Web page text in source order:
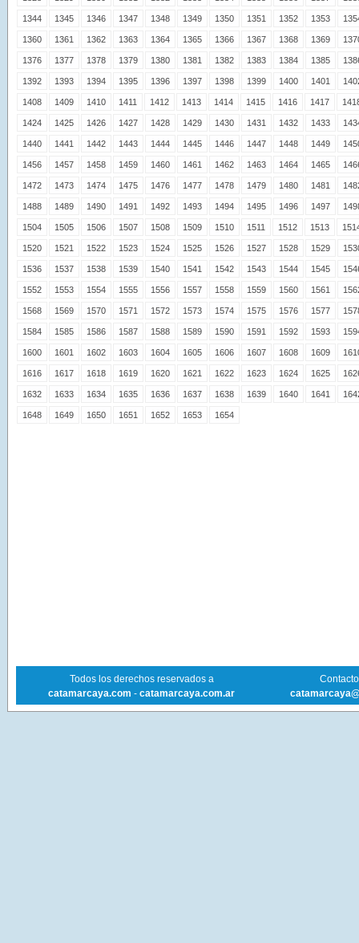
1344 1345 1346 1347 1348 1349 1350 1351 1352 1353
1360 1361 1362 1363 1364 1365 1366 1367 1368 1369
1376 1377 1378 1379 1380 1381 1382 1383 1384 1385
1392 1393 1394 1395 1396 1397 1398 1399 1400 1401
1408 1409 1410 1411 1412 1413 1414 1415 1416 1417
1424 1425 1426 1427 1428 1429 1430 1431 1432 1433
1440 1441 1442 1443 1444 1445 1446 1447 1448 1449
1456 1457 1458 1459 1460 1461 1462 1463 1464 1465
1472 1473 1474 1475 1476 1477 1478 1479 1480 1481
1488 1489 1490 1491 1492 1493 1494 1495 1496 1497
1504 1505 1506 1507 1508 1509 1510 1511 1512 1513
1520 1521 1522 1523 1524 1525 1526 1527 1528 1529
1536 1537 1538 1539 1540 1541 1542 1543 1544 1545
1552 1553 1554 1555 1556 1557 1558 1559 1560 1561
1568 1569 1570 1571 1572 1573 1574 1575 1576 1577
1584 1585 1586 1587 1588 1589 1590 1591 1592 1593
1600 1601 1602 1603 1604 1605 1606 1607 1608 1609
1616 1617 1618 1619 1620 1621 1622 1623 1624 1625
1632 1633 1634 1635 1636 1637 1638 1639 1640 1641
1648 1649 1650 1651 1652 1653 1654
Todos los derechos reservados a
catamarcaya.com - catamarcaya.com.ar